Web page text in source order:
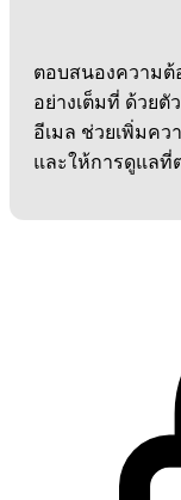
ตอบสนองความต้
อย่างเต็มที่ ด้วยตั
อีเมล ช่วยเพิ่มค
และให้การดูแลที่